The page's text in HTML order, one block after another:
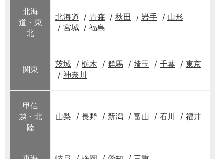
北海
道・東
北
北海道 青森 秋田 岩手
山形
宮城
福島
関東
茨城 栃木 群馬 埼玉 千葉
東京
神奈川
甲信
越・北
陸
山梨 長野 新潟 富山 石川 福井